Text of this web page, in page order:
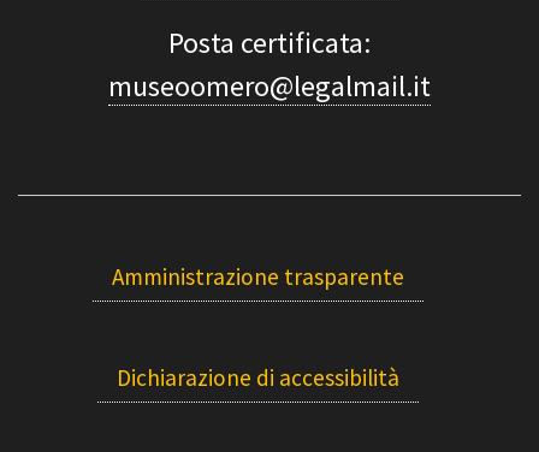
Posta certificata:
museoomero@legalmail.it
Amministrazione trasparente
Dichiarazione di accessibilità